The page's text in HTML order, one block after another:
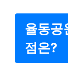
율동공
점은?